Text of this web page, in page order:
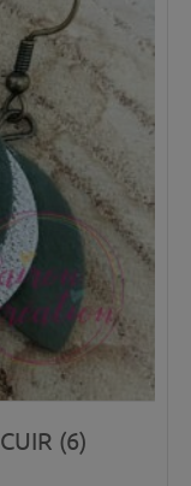
(6)